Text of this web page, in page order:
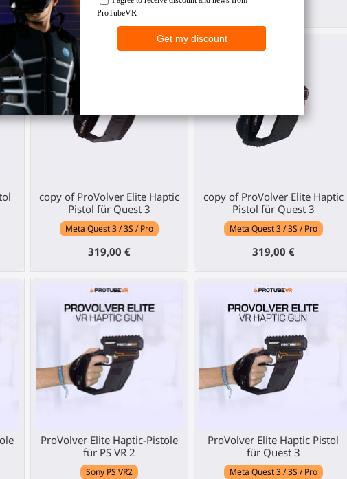
369,00 €
copy of ProVolver Elite Haptic
Pistol für Quest 3
Meta Quest 3 / 3S / Pro
319,00 €
copy of ProVolver Elite Haptic
Pistol für Quest 3
Meta Quest 3 / 3S / Pro
319,00 €
ProVolver Elite Haptic-Pistole
für PS VR 2
Sony PS VR2
ProVolver Elite Haptic Pistol
für Quest 3
Meta Quest 3 / 3S / Pro